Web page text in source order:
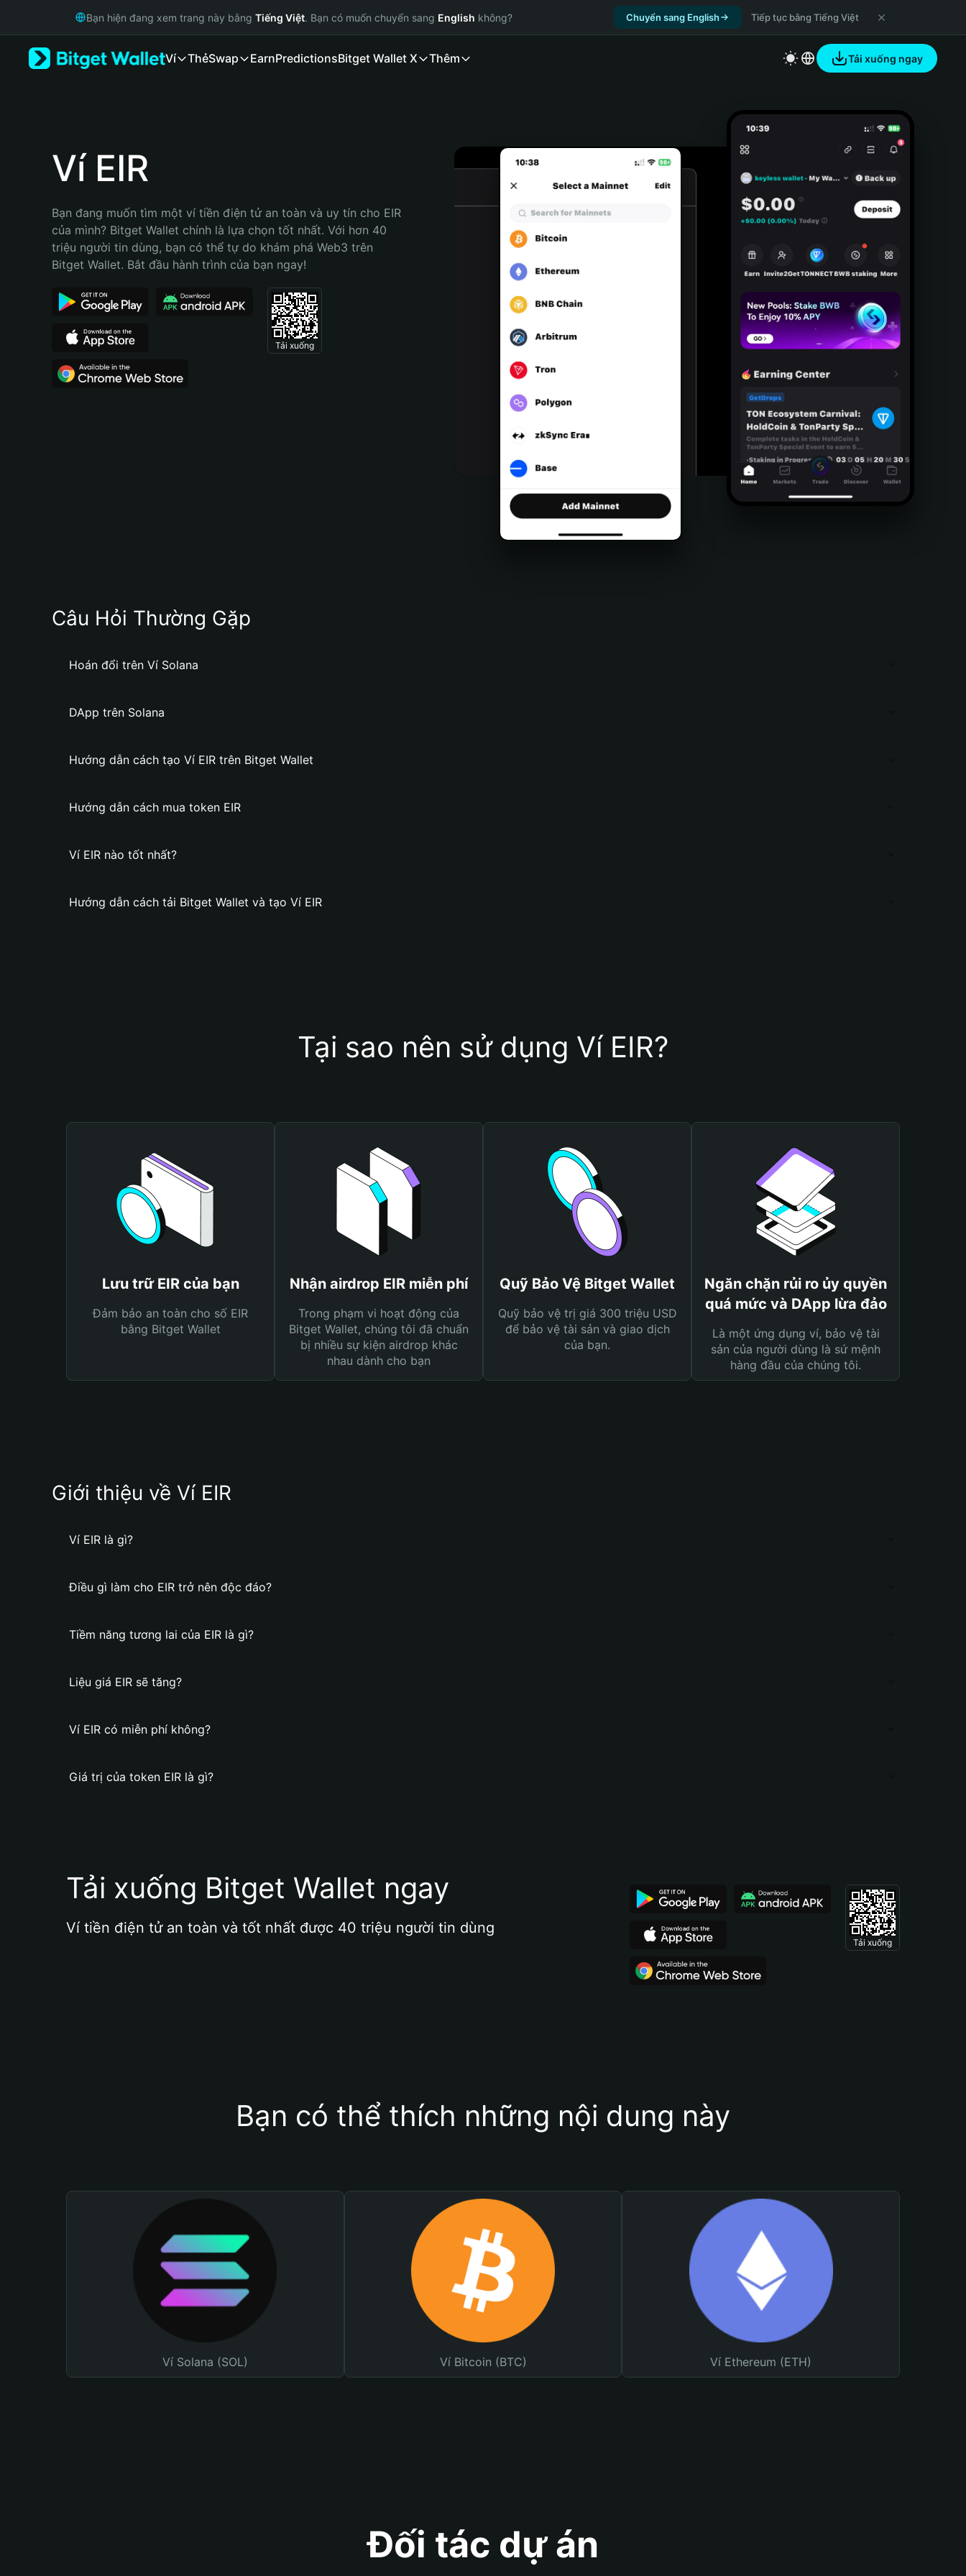
Русский
Bahasa Indonesia
Português (Brasil)
Bạn hiện đang xem trang này bằng Tiếng Việt. Bạn có muốn chuyển sang English không? Chuyển sang English Tiếp tục bằng Tiếng Việt
Ví ThẻSwap EarnPredictionsBitget Wallet X Thêm Tải xuống ngay
Ví EIR
Bạn đang muốn tìm một ví tiền điện tử an toàn và uy tín cho EIR
của mình? Bitget Wallet chính là lựa chọn tốt nhất. Với hơn 40
triệu người tin dùng, bạn có thể tự do khám phá Web3 trên
Bitget Wallet. Bắt đầu hành trình của bạn ngay!
Tải xuống
Câu Hỏi Thường Gặp
Hoán đổi trên Ví Solana
DApp trên Solana
Hướng dẫn cách tạo Ví EIR trên Bitget Wallet
Hướng dẫn cách mua token EIR
Ví EIR nào tốt nhất?
Hướng dẫn cách tải Bitget Wallet và tạo Ví EIR
Tại sao nên sử dụng Ví EIR?
Lưu trữ EIR của bạn
Đảm bảo an toàn cho số EIR
bằng Bitget Wallet
Nhận airdrop EIR miễn phí
Trong phạm vi hoạt động của
Bitget Wallet, chúng tôi đã chuẩn
bị nhiều sự kiện airdrop khác
nhau dành cho bạn
Quỹ Bảo Vệ Bitget Wallet
Quỹ bảo vệ trị giá 300 triệu USD
để bảo vệ tài sản và giao dịch
của bạn.
Ngăn chặn rủi ro ủy quyền
quá mức và DApp lừa đảo
Là một ứng dụng ví, bảo vệ tài
sản của người dùng là sứ mệnh
hàng đầu của chúng tôi.
Giới thiệu về Ví EIR
Ví EIR là gì?
Điều gì làm cho EIR trở nên độc đáo?
Tiềm năng tương lai của EIR là gì?
Liệu giá EIR sẽ tăng?
Ví EIR có miễn phí không?
Giá trị của token EIR là gì?
Tải xuống Bitget Wallet ngay
Ví tiền điện tử an toàn và tốt nhất được 40 triệu người tin dùng
Tải xuống
Bạn có thể thích những nội dung này
Ví Solana (SOL) Ví Bitcoin (BTC) Ví Ethereum (ETH)
Đối tác dự án